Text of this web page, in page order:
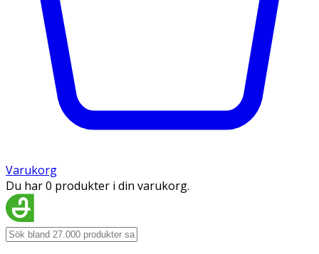
Varukorg
Du har 0 produkter i din varukorg.